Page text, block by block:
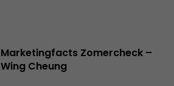
Marketingfacts Zomercheck –
Wing Cheung